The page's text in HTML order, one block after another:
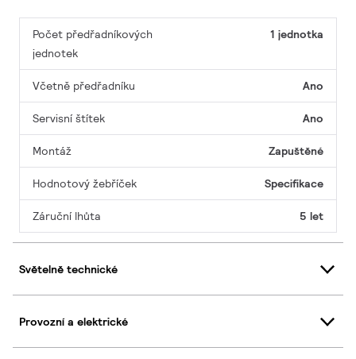
Počet předřadníkových
jednotek
1 jednotka
Včetně předřadníku Ano
Servisní štítek Ano
Montáž Zapuštěné
Hodnotový žebříček Specifikace
Záruční lhůta 5 let
Světelně technické
Provozní a elektrické